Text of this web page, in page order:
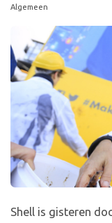
Algemeen
Shell is gisteren